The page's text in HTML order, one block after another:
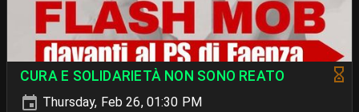
CURA E SOLIDARIETÀ NON SONO REATO
Thursday, Feb 26, 01:30 PM